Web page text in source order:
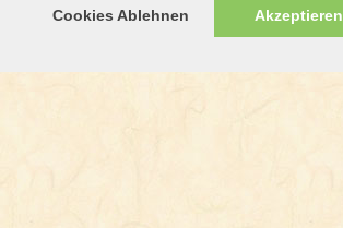
Cookies Ablehnen Akzeptieren